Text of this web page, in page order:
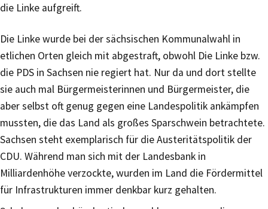
die Linke aufgreift.
Die Linke wurde bei der sächsischen Kommunalwahl in
etlichen Orten gleich mit abgestraft, obwohl Die Linke bzw.
die PDS in Sachsen nie regiert hat. Nur da und dort stellte
sie auch mal Bürgermeisterinnen und Bürgermeister, die
aber selbst oft genug gegen eine Landespolitik ankämpfen
mussten, die das Land als großes Sparschwein betrachtete.
Sachsen steht exemplarisch für die Austeritätspolitik der
CDU. Während man sich mit der Landesbank in
Milliardenhöhe verzockte, wurden im Land die Fördermittel
für Infrastrukturen immer denkbar kurz gehalten.